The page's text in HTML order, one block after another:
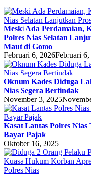
Meski Ada Perdamaian,
Polres Nias Selatan
Maut di Gomo
Februari 6, 2026Februari 6,
Oknum Kades Diduga
Nias Segera Bertindak
November 3, 2025
Kasat Lantas Polres
Bayar Pajak
Oktober 16, 2025